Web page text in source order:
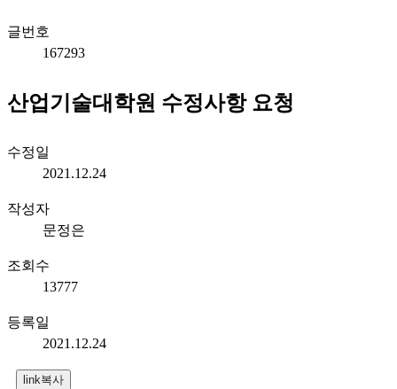
글번호
167293
산업기술대학원 수정사항 요청
수정일
2021.12.24
작성자
문정은
조회수
13777
등록일
2021.12.24